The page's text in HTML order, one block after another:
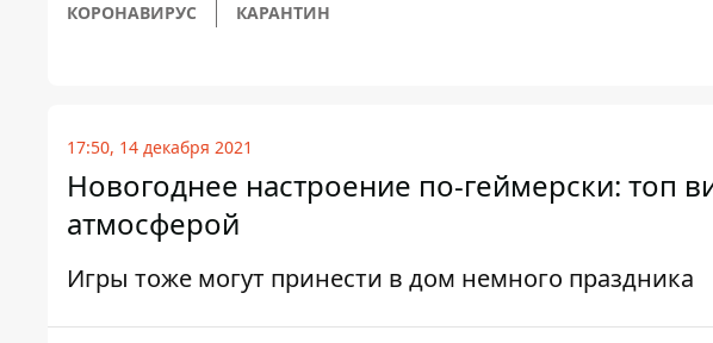
КОРОНАВИРУС КАРАНТИН
17:50, 14 декабря 2021
Новогоднее настроение по-геймерски: топ
атмосферой
Игры тоже могут принести в дом немного праздника